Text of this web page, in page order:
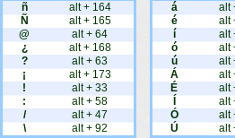
ñ
alt + 164
Ñ
alt + 165
@
alt + 64
¿
alt + 168
?
alt + 63
¡
alt + 173
!
alt + 33
:
alt + 58
/
alt + 47
\
alt + 92
á
alt
é
alt
í
alt
ó
alt
ú
alt
Á
alt
É
alt
alt
Ó
alt
Ú
alt